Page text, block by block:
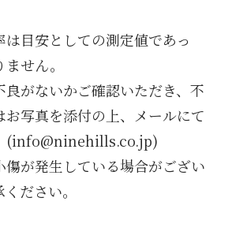
目安としての測定値であっ
せん。
がないかご確認いただき、不
お写真を添付の上、メールにて
(info@ninehills.co.jp)
が発生している場合がござい
ださい。